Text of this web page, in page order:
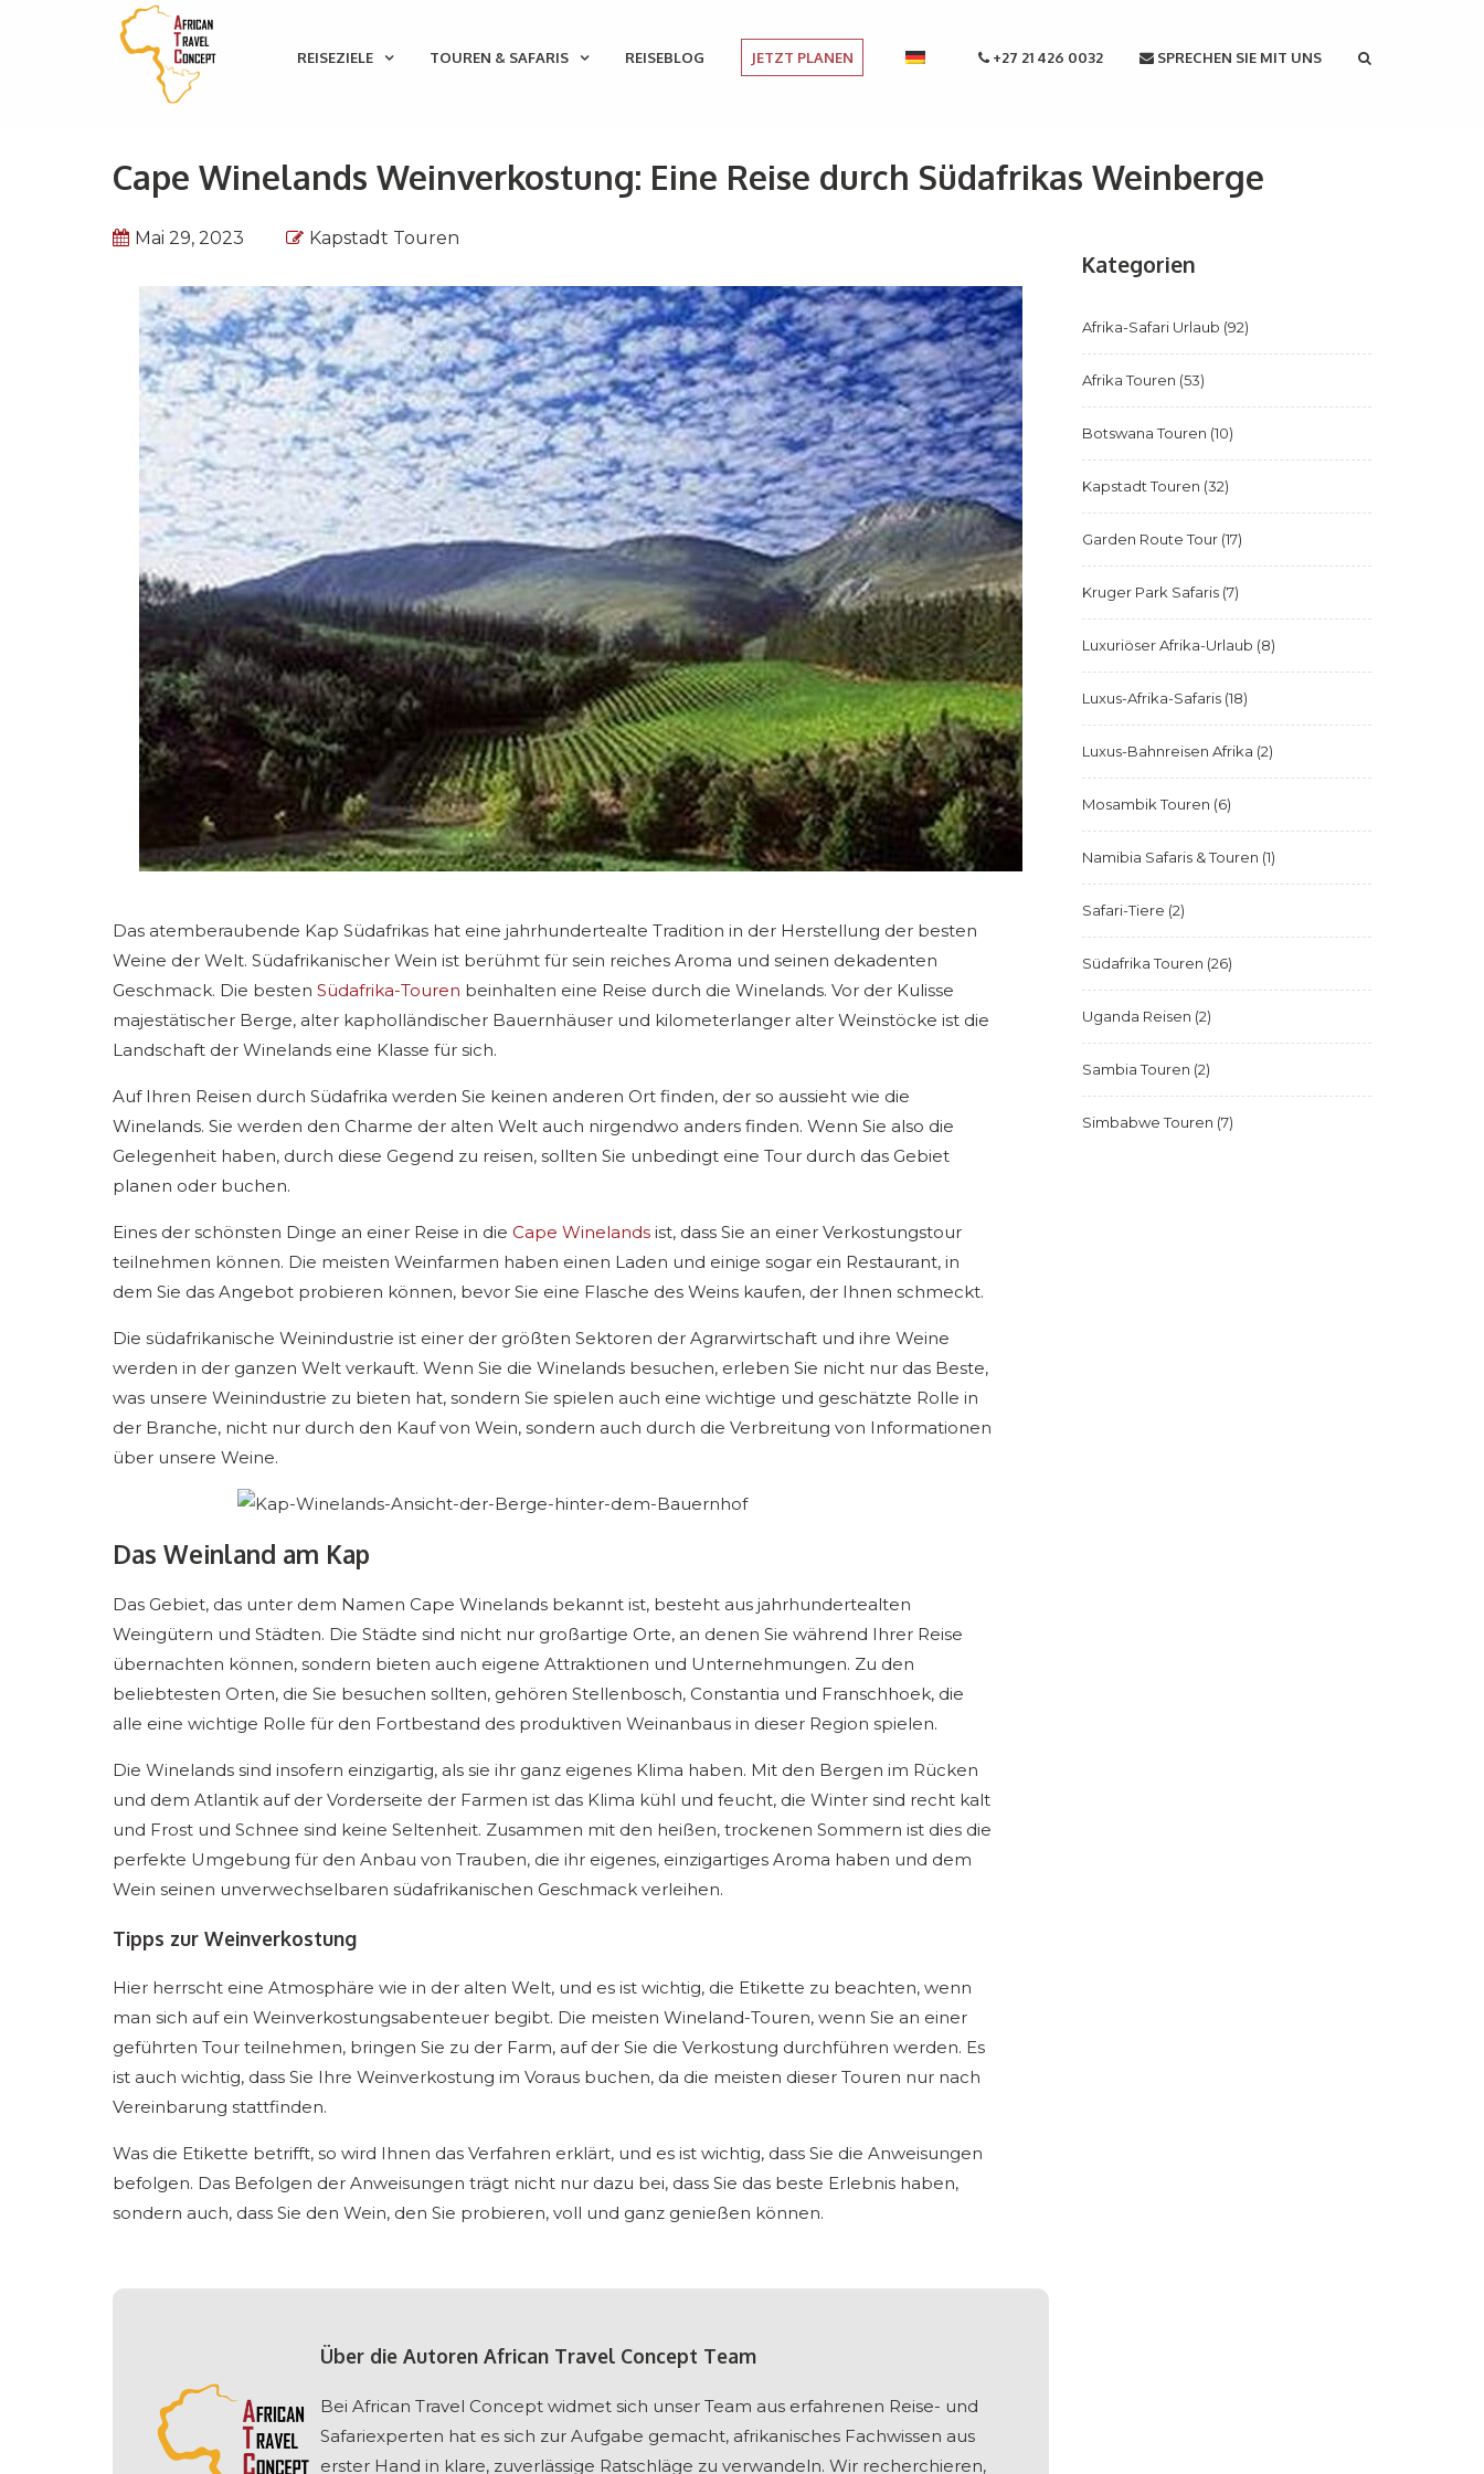
REISEZIELE TOUREN & SAFARIS REISEBLOG JETZT PLANEN +27 21 426 0032 SPRECHEN SIE MIT UNS
Cape Winelands Weinverkostung: Eine Reise durch Südafrikas Weinberge
Mai 29, 2023 Kapstadt Touren
Das atemberaubende Kap Südafrikas hat eine jahrhundertealte Tradition in der Herstellung der besten
Weine der Welt. Südafrikanischer Wein ist berühmt für sein reiches Aroma und seinen dekadenten
Geschmack. Die besten Südafrika-Touren beinhalten eine Reise durch die Winelands. Vor der Kulisse
majestätischer Berge, alter kapholländischer Bauernhäuser und kilometerlanger alter Weinstöcke ist die
Landschaft der Winelands eine Klasse für sich.
Auf Ihren Reisen durch Südafrika werden Sie keinen anderen Ort finden, der so aussieht wie die
Winelands. Sie werden den Charme der alten Welt auch nirgendwo anders finden. Wenn Sie also die
Gelegenheit haben, durch diese Gegend zu reisen, sollten Sie unbedingt eine Tour durch das Gebiet
planen oder buchen.
Eines der schönsten Dinge an einer Reise in die Cape Winelands ist, dass Sie an einer Verkostungstour
teilnehmen können. Die meisten Weinfarmen haben einen Laden und einige sogar ein Restaurant, in
dem Sie das Angebot probieren können, bevor Sie eine Flasche des Weins kaufen, der Ihnen schmeckt.
Die südafrikanische Weinindustrie ist einer der größten Sektoren der Agrarwirtschaft und ihre Weine
werden in der ganzen Welt verkauft. Wenn Sie die Winelands besuchen, erleben Sie nicht nur das Beste,
was unsere Weinindustrie zu bieten hat, sondern Sie spielen auch eine wichtige und geschätzte Rolle in
der Branche, nicht nur durch den Kauf von Wein, sondern auch durch die Verbreitung von Informationen
über unsere Weine.
Das Weinland am Kap
Das Gebiet, das unter dem Namen Cape Winelands bekannt ist, besteht aus jahrhundertealten
Weingütern und Städten. Die Städte sind nicht nur großartige Orte, an denen Sie während Ihrer Reise
übernachten können, sondern bieten auch eigene Attraktionen und Unternehmungen. Zu den
beliebtesten Orten, die Sie besuchen sollten, gehören Stellenbosch, Constantia und Franschhoek, die
alle eine wichtige Rolle für den Fortbestand des produktiven Weinanbaus in dieser Region spielen.
Die Winelands sind insofern einzigartig, als sie ihr ganz eigenes Klima haben. Mit den Bergen im Rücken
und dem Atlantik auf der Vorderseite der Farmen ist das Klima kühl und feucht, die Winter sind recht kalt
und Frost und Schnee sind keine Seltenheit. Zusammen mit den heißen, trockenen Sommern ist dies die
perfekte Umgebung für den Anbau von Trauben, die ihr eigenes, einzigartiges Aroma haben und dem
Wein seinen unverwechselbaren südafrikanischen Geschmack verleihen.
Tipps zur Weinverkostung
Hier herrscht eine Atmosphäre wie in der alten Welt, und es ist wichtig, die Etikette zu beachten, wenn
man sich auf ein Weinverkostungsabenteuer begibt. Die meisten Wineland-Touren, wenn Sie an einer
geführten Tour teilnehmen, bringen Sie zu der Farm, auf der Sie die Verkostung durchführen werden. Es
ist auch wichtig, dass Sie Ihre Weinverkostung im Voraus buchen, da die meisten dieser Touren nur nach
Vereinbarung stattfinden.
Was die Etikette betrifft, so wird Ihnen das Verfahren erklärt, und es ist wichtig, dass Sie die Anweisungen
befolgen. Das Befolgen der Anweisungen trägt nicht nur dazu bei, dass Sie das beste Erlebnis haben,
sondern auch, dass Sie den Wein, den Sie probieren, voll und ganz genießen können.
Über die Autoren African Travel Concept Team
Bei African Travel Concept widmet sich unser Team aus erfahrenen Reise- und
Safariexperten hat es sich zur Aufgabe gemacht, afrikanisches Fachwissen aus
erster Hand in klare, zuverlässige Ratschläge zu verwandeln. Wir recherchieren,
Kategorien
Afrika-Safari Urlaub (92)
Afrika Touren (53)
Botswana Touren (10)
Kapstadt Touren (32)
Garden Route Tour(17)
Kruger Park Safaris(7)
Luxuriöser Afrika-Urlaub (8)
Luxus-Afrika-Safaris(18)
Luxus-Bahnreisen Afrika (2)
Mosambik Touren (6)
Namibia Safaris & Touren (1)
Safari-Tiere (2)
Südafrika Touren (26)
Uganda Reisen (2)
Sambia Touren (2)
Simbabwe Touren (7)